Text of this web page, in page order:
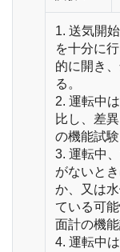
1. 送気開
を十分に
的に開き
る。
2. 運転中
比し、差
の機能試験
3. 運転中
がないと
か、又は
ている可
面計の機能
4. 運転中